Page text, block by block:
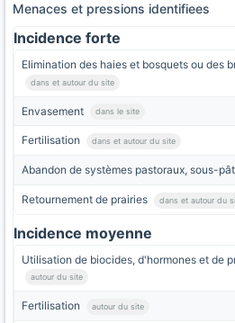
Menaces et pressions identifiees
Incidence forte
Elimination des haies et bosquets ou des
dans et autour du site
Envasement dans le site
Fertilisation dans et autour du site
Abandon de systèmes pastoraux, sous-
Retournement de prairies dans et autour du
Incidence moyenne
Utilisation de biocides, d'hormones et de
autour du site
Fertilisation autour du site